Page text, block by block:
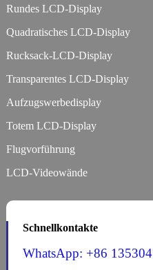
Rundes LCD-Display
Quadratisches LCD-Display
Rucksack-LCD-Display
Transparentes LCD-Display
Aufzugswerbedisplay
Totem LCD-Display
Flugvorführung
LCD-Videowände
Schnellkontakte
WhatsApp: +86